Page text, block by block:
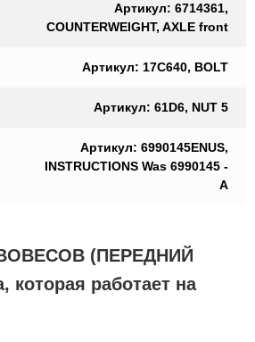
Артикул: 6714361,
COUNTERWEIGHT, AXLE front
Артикул: 17C640, BOLT
Артикул: 61D6, NUT 5
Артикул: 6990145ENUS,
INSTRUCTIONS Was 6990145 -
A
(ПЕРЕДНИЙ
которая работает на